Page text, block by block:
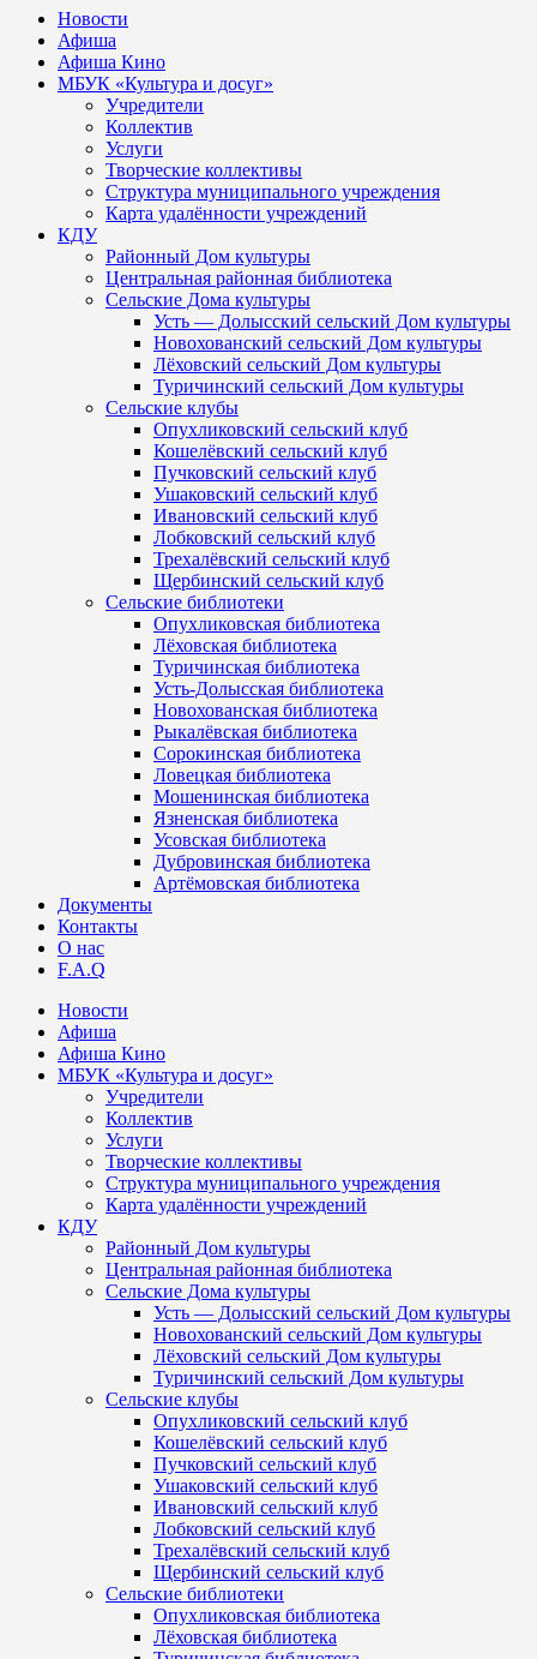
Новости
Афиша
Афиша Кино
МБУК «Культура и досуг»
Учредители
Коллектив
Услуги
Творческие коллективы
Структура муниципального учреждения
Карта удалённости учреждений
КДУ
Районный Дом культуры
Центральная районная библиотека
Сельские Дома культуры
Усть — Долысский сельский Дом культуры
Новохованский сельский Дом культуры
Лёховский сельский Дом культуры
Туричинский сельский Дом культуры
Сельские клубы
Опухликовский сельский клуб
Кошелёвский сельский клуб
Пучковский сельский клуб
Ушаковский сельский клуб
Ивановский сельский клуб
Лобковский сельский клуб
Трехалёвский сельский клуб
Щербинский сельский клуб
Сельские библиотеки
Опухликовская библиотека
Лёховская библиотека
Туричинская библиотека
Усть-Долысская библиотека
Новохованская библиотека
Рыкалёвская библиотека
Сорокинская библиотека
Ловецкая библиотека
Мошенинская библиотека
Язненская библиотека
Усовская библиотека
Дубровинская библиотека
Артёмовская библиотека
Документы
Контакты
О нас
F.A.Q
Новости
Афиша
Афиша Кино
МБУК «Культура и досуг»
Учредители
Коллектив
Услуги
Творческие коллективы
Структура муниципального учреждения
Карта удалённости учреждений
КДУ
Районный Дом культуры
Центральная районная библиотека
Сельские Дома культуры
Усть — Долысский сельский Дом культуры
Новохованский сельский Дом культуры
Лёховский сельский Дом культуры
Туричинский сельский Дом культуры
Сельские клубы
Опухликовский сельский клуб
Кошелёвский сельский клуб
Пучковский сельский клуб
Ушаковский сельский клуб
Ивановский сельский клуб
Лобковский сельский клуб
Трехалёвский сельский клуб
Щербинский сельский клуб
Сельские библиотеки
Опухликовская библиотека
Лёховская библиотека